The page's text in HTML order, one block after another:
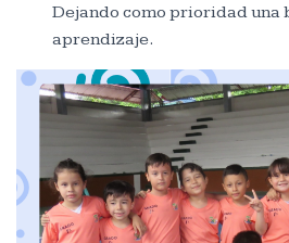
Dejando como prioridad una
aprendizaje.